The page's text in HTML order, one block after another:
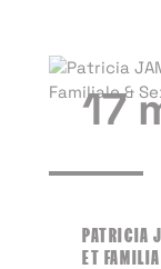
17
PATRICIA
ET